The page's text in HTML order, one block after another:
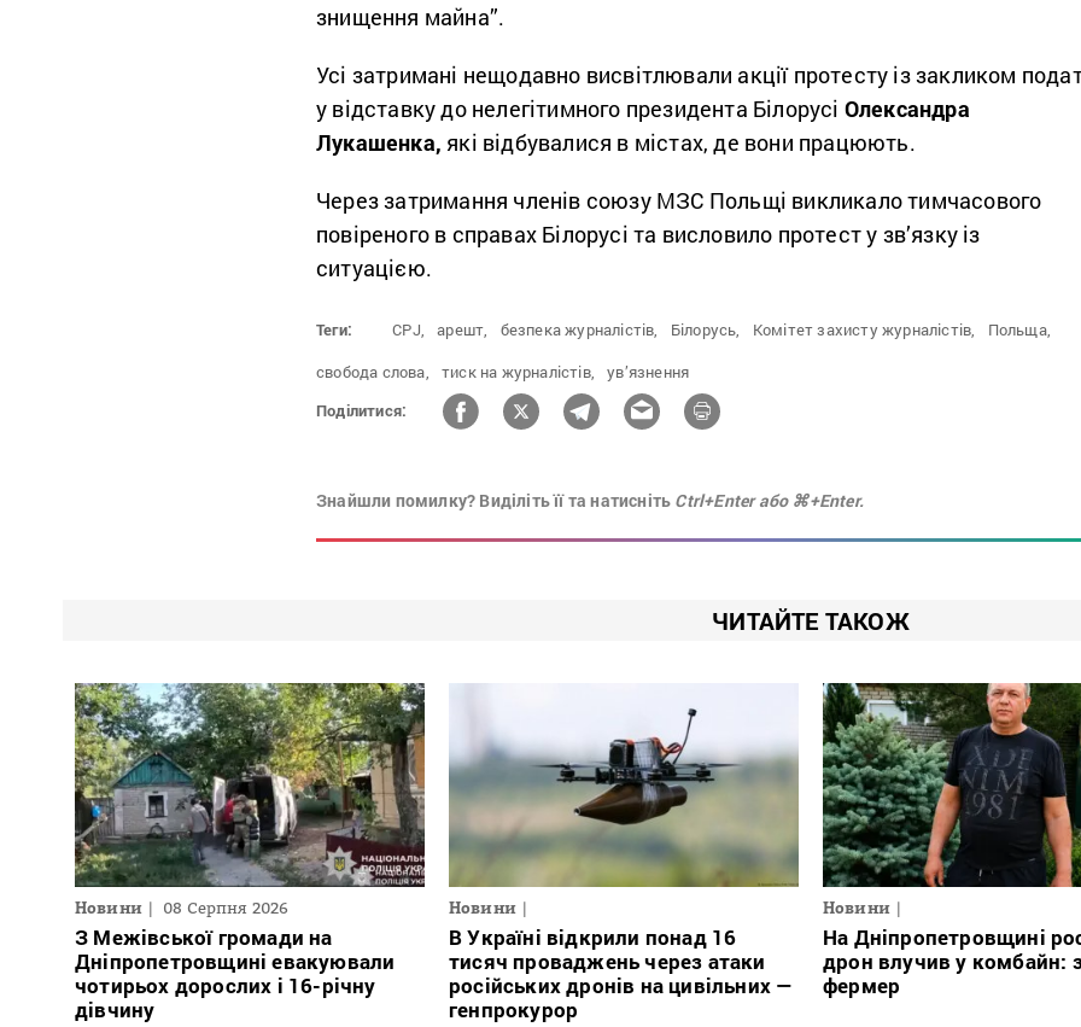
знищення майна”.
Усі затримані нещодавно висвітлювали акції протесту із закликом
у відставку до нелегітимного президента Білорусі Олександра
Лукашенка, які відбувалися в містах, де вони працюють.
Через затримання членів союзу МЗС Польщі викликало тимчасового
повіреного в справах Білорусі та висловило протест у зв’язку із
ситуацією.
Теги: CPJ, арешт, безпека журналістів, Білорусь, Комітет захисту журналістів,
Польща,
свобода слова,
тиск на журналістів,
ув’язнення
Поділитися:
Знайшли помилку? Виділіть її та натисніть Ctrl+Enter або ⌘+Enter.
ЧИТАЙТЕ ТАКОЖ
Новини 08 Серпня 2026
З Межівської громади на
Дніпропетровщині евакуювали
чотирьох дорослих і 16-річну
дівчину
Новини
В Україні відкрили понад 16
тисяч проваджень через атаки
російських дронів на цивільних —
генпрокурор
Новини
На Дніпропетровщині
дрон влучив у комбайн:
фермер